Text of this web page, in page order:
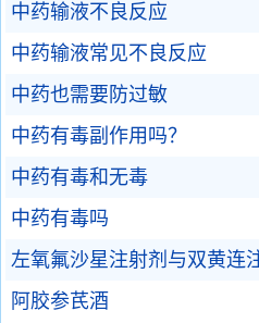
中药输液不良反应
中药输液常见不良反应
中药也需要防过敏
中药有毒副作用吗？
中药有毒和无毒
中药有毒吗
左氧氟沙星注射剂与双黄连
阿胶参芪酒